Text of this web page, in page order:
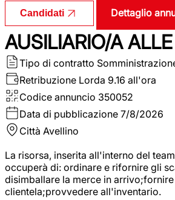
Candidati Dettaglio
AUSILIARIO/A
Tipo di contratto
Retribuzione Lorda 9.16 all'ora
Codice annuncio 350052
Data di pubblicazione 7/8/2026
Città Avellino
La risorsa, inserita all'interno del
occuperà di: ordinare e rifornire gli
disimballare la merce in
clientela;provvedere all'inventario.